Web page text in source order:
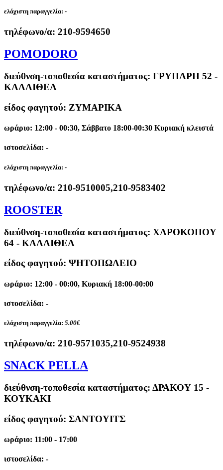
ελάχιστη παραγγελία: -
τηλέφωνο/α: 210-9594650
POMODORO
διεύθνση-τοποθεσία καταστήματος: ΓΡΥΠΑΡΗ 52 -
ΚΑΛΛΙΘΕΑ
είδος φαγητού: ΖΥΜΑΡΙΚΑ
ωράριο: 12:00 - 00:30, Σάββατο 18:00-00:30 Κυριακή κλειστά
ιστοσελίδα: -
ελάχιστη παραγγελία: -
τηλέφωνο/α: 210-9510005,210-9583402
ROOSTER
διεύθνση-τοποθεσία καταστήματος: ΧΑΡΟΚΟΠΟΥ
64 - ΚΑΛΛΙΘΕΑ
είδος φαγητού: ΨΗΤΟΠΩΛΕΙΟ
ωράριο: 12:00 - 00:00, Κυριακή 18:00-00:00
ιστοσελίδα: -
ελάχιστη παραγγελία: 5.00€
τηλέφωνο/α: 210-9571035,210-9524938
SNACK PELLA
διεύθνση-τοποθεσία καταστήματος: ΔΡΑΚΟΥ 15 -
ΚΟΥΚΑΚΙ
είδος φαγητού: ΣΑΝΤΟΥΙΤΣ
ωράριο: 11:00 - 17:00
ιστοσελίδα: -